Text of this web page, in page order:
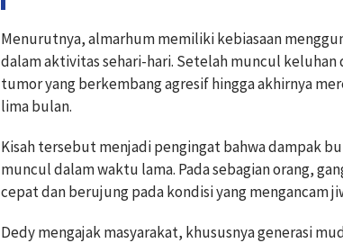
Menurutnya, almarhum memiliki kebiasaan
dalam aktivitas sehari-hari. Setelah muncul
tumor yang berkembang agresif hingga akhirnya
lima bulan.
Kisah tersebut menjadi pengingat bahwa dampak
muncul dalam waktu lama. Pada sebagian orang,
cepat dan berujung pada kondisi yang mengancam
Dedy mengajak masyarakat, khususnya generasi